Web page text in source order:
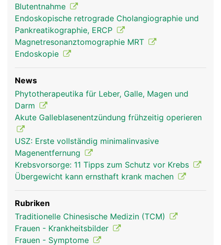
Blutentnahme
Endoskopische retrograde Cholangiographie und
Pankreatikographie, ERCP
Magnetresonanztomographie MRT
Endoskopie
News
Phytotherapeutika für Leber, Galle, Magen und
Darm
Akute Galleblasenentzündung frühzeitig operieren
USZ: Erste vollständig minimalinvasive
Magenentfernung
Krebsvorsorge: 11 Tipps zum Schutz vor Krebs
Übergewicht kann ernsthaft krank machen
Rubriken
Traditionelle Chinesische Medizin (TCM)
Frauen - Krankheitsbilder
Frauen - Symptome